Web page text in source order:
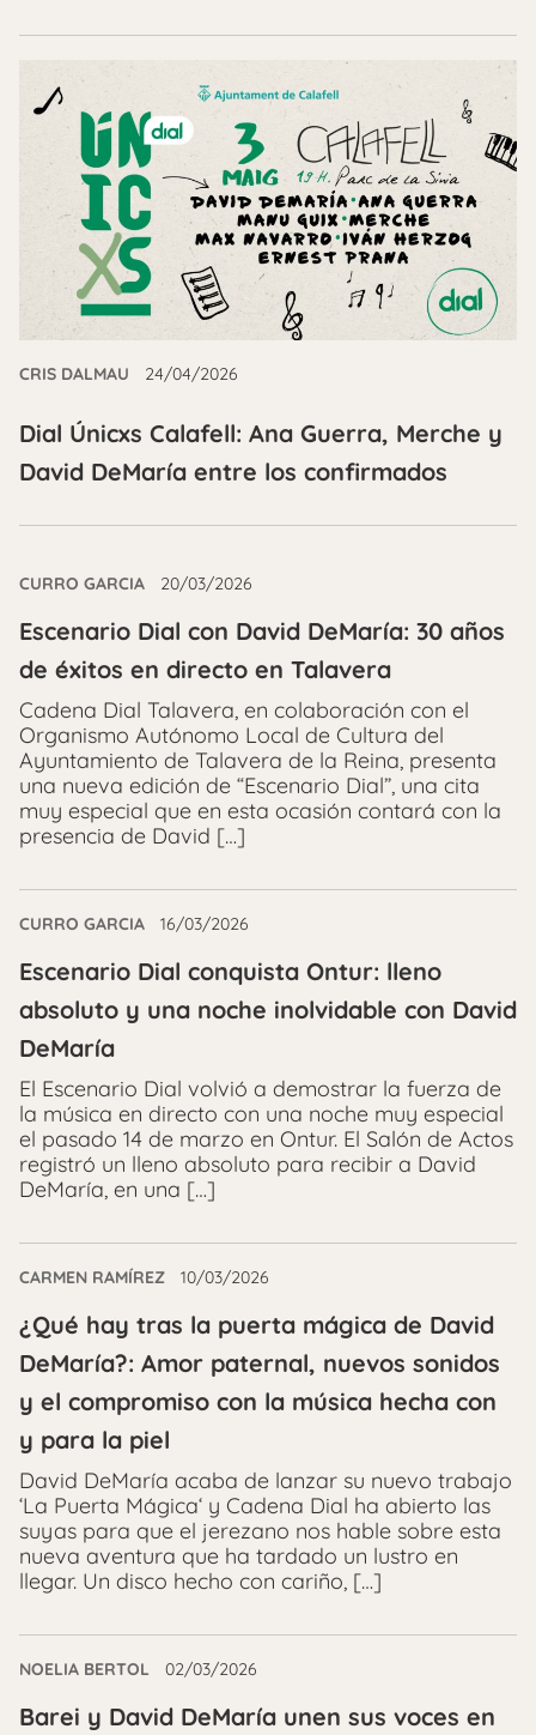
CRIS DALMAU 24/04/2026
Dial Únicxs Calafell: Ana Guerra, Merche y
David DeMaría entre los confirmados
CURRO GARCIA 20/03/2026
Escenario Dial con David DeMaría: 30 años
de éxitos en directo en Talavera
Cadena Dial Talavera, en colaboración con el
Organismo Autónomo Local de Cultura del
Ayuntamiento de Talavera de la Reina, presenta
una nueva edición de “Escenario Dial”, una cita
muy especial que en esta ocasión contará con la
presencia de David […]
CURRO GARCIA 16/03/2026
Escenario Dial conquista Ontur: lleno
absoluto y una noche inolvidable con David
DeMaría
El Escenario Dial volvió a demostrar la fuerza de
la música en directo con una noche muy especial
el pasado 14 de marzo en Ontur. El Salón de Actos
registró un lleno absoluto para recibir a David
DeMaría, en una […]
CARMEN RAMÍREZ 10/03/2026
¿Qué hay tras la puerta mágica de David
DeMaría?: Amor paternal, nuevos sonidos
y el compromiso con la música hecha con
y para la piel
David DeMaría acaba de lanzar su nuevo trabajo
‘La Puerta Mágica‘ y Cadena Dial ha abierto las
suyas para que el jerezano nos hable sobre esta
nueva aventura que ha tardado un lustro en
llegar. Un disco hecho con cariño, […]
NOELIA BERTOL 02/03/2026
Barei y David DeMaría unen sus voces en